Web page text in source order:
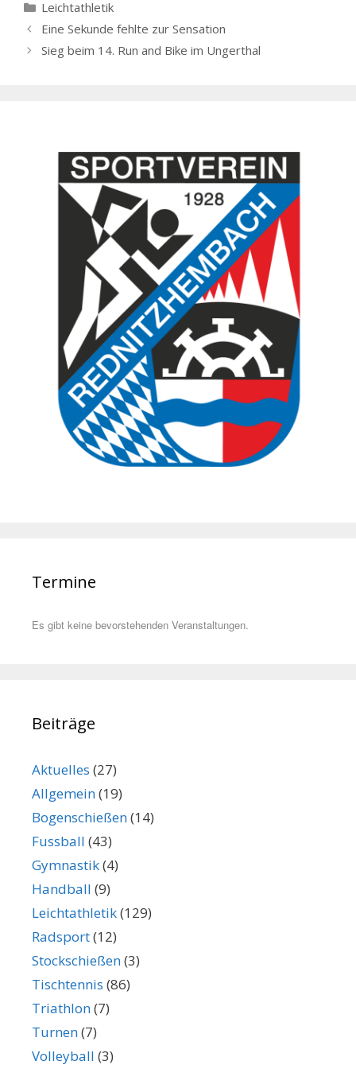
Kategorien
Leichtathletik
Eine Sekunde fehlte zur Sensation
Sieg beim 14. Run and Bike im Ungerthal
Termine
Es gibt keine bevorstehenden Veranstaltungen.
Beiträge
Aktuelles (27)
Allgemein(19)
Bogenschießen(14)
Fussball (43)
Gymnastik(4)
Handball (9)
Leichtathletik(129)
Radsport(12)
Stockschießen(3)
Tischtennis (86)
Triathlon(7)
Turnen(7)
Volleyball (3)